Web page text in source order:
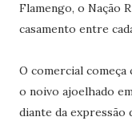
Flamengo, o Nação
casamento entre
O comercial começa
o noivo ajoelhado
diante da expressão